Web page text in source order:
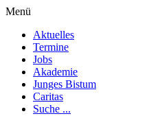
Menü
Aktuelles
Termine
Jobs
Akademie
Junges Bistum
Caritas
Suche ...